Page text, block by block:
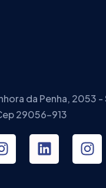
da Penha, 2053 -
29056-913